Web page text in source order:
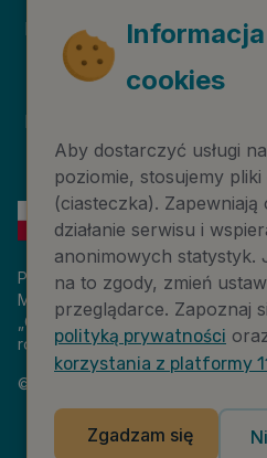
Deklaracja dostępności
Prawa autorskie
Platforma 116sos.pl jest
Ministerstwo Cyfryzacji. Nazwa
„Człowiek w kryzysie – platforma
rozwój wsparcia”. Wartość
©
cookies
Aby dostarczyć usługi
poziomie, stosujemy pliki
(ciasteczka). Zapewniają
działanie serwisu i
anonimowych statystyk.
na to zgody, zmień
przeglądarce. Zapoznaj
polityką prywatności
korzystania z platformy
Zgadzam się